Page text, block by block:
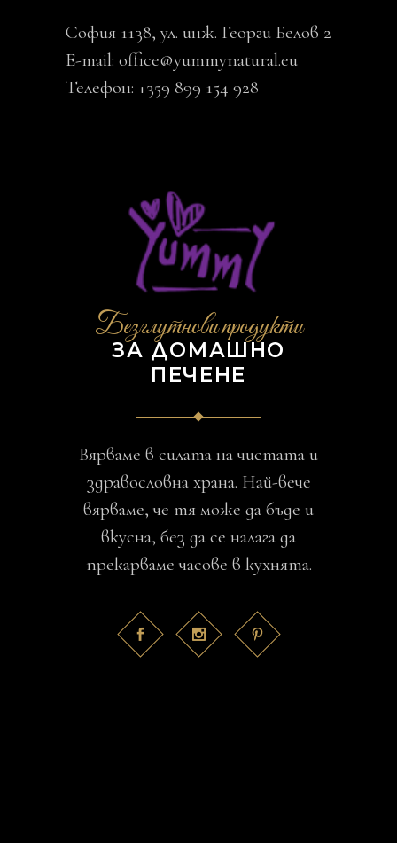
София 1138, ул. инж. Георги Белов 2
E-mail: office@yummynatural.eu
Телефон: +359 899 154 928
Безглутнови продукти
ЗА ДОМАШНО
ПЕЧЕНЕ
Вярваме в силата на чистата и
здравословна храна. Най-вече
вярваме, че тя може да бъде и
вкусна, без да се налага да
прекарваме часове в кухнята.